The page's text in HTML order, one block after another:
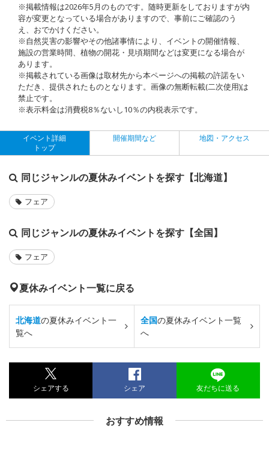
※掲載情報は2026年5月のものです。随時更新をしておりますが内
容が変更となっている場合がありますので、事前にご確認のう
え、おでかけください。
※自然災害の影響やその他諸事情により、イベントの開催情報、
施設の営業時間、植物の開花・見頃期間などは変更になる場合が
あります。
※掲載されている画像は取材先から本ページへの掲載の許諾をい
ただき、提供されたものとなります。画像の無断転載(二次使用)は
禁止です。
※表示料金は消費税8％ないし10％の内税表示です。
イベント詳細
トップ
開催期間など 地図・アクセス
同じジャンルの夏休みイベントを探す【北海道】
フェア
同じジャンルの夏休みイベントを探す【全国】
フェア
夏休みイベント一覧に戻る
北海道の夏休みイベント一
覧へ
全国の夏休みイベント一覧
へ
シェアする シェア 友だちに送る
おすすめ情報